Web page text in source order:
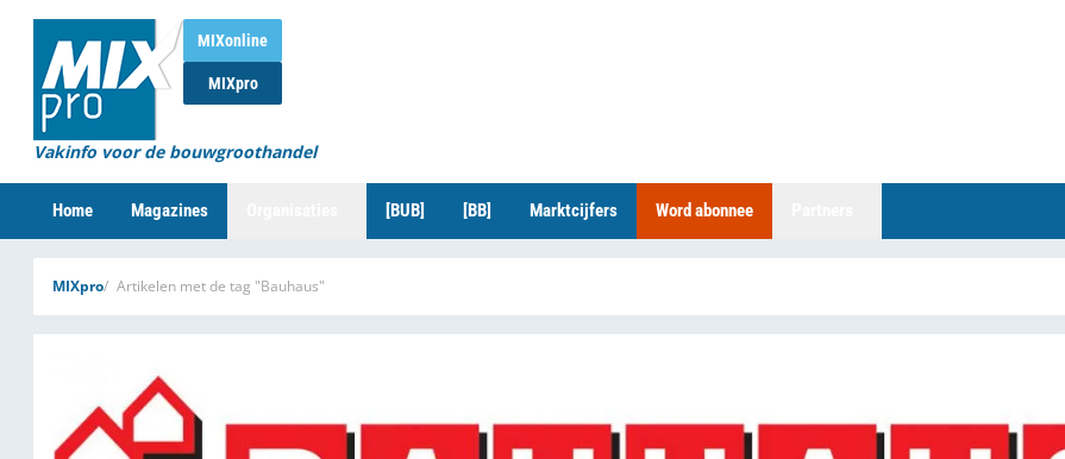
MIXonline
MIXpro
Vakinfo voor de bouwgroothandel
Home Magazines [BUB] [BB] Marktcijfers Word abonnee
MIXpro Artikelen met de tag "Bauhaus"